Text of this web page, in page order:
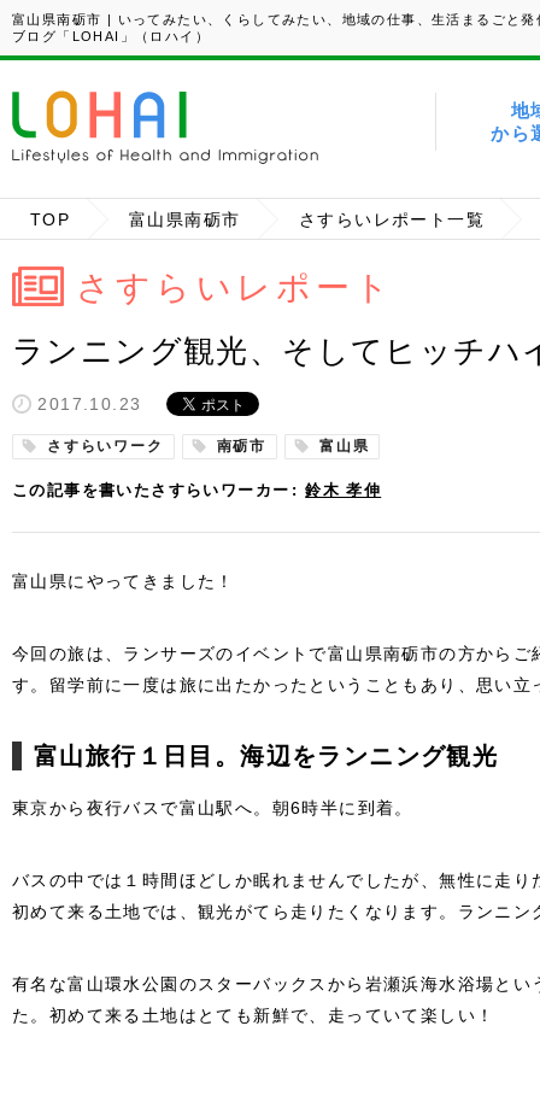
富山県南砺市 | いってみたい、くらしてみたい、地域の仕事、生活まるごと発
ブログ「LOHAI」（ロハイ）
地
から
TOP 富山県南砺市 さすらいレポート一覧
さすらいレポート
ランニング観光、そしてヒッチハ
2017.10.23
さすらいワーク 南砺市 富山県
この記事を書いたさすらいワーカー 鈴木 孝伸
富山県にやってきました！
今回の旅は、ランサーズのイベントで富山県南砺市の方から
す。留学前に一度は旅に出たかったということもあり、思い立
富山旅行１日目。海辺をランニング観光
東京から夜行バスで富山駅へ。朝6時半に到着。
バスの中では１時間ほどしか眠れませんでしたが、無性に走
初めて来る土地では、観光がてら走りたくなります。ランニ
有名な富山環水公園のスターバックスから岩瀬浜海水浴場と
た。初めて来る土地はとても新鮮で、走っていて楽しい！